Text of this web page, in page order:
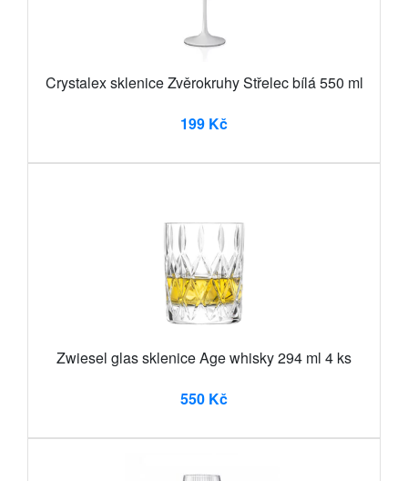
Crystalex sklenice Zvěrokruhy Střelec bílá 550 ml
199 Kč
Zwiesel glas sklenice Age whisky 294 ml 4 ks
550 Kč